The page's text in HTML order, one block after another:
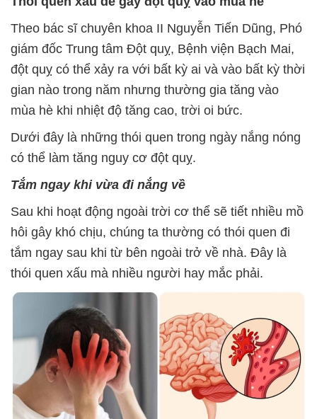
Theo bác sĩ chuyên khoa II Nguyễn Tiến Dũng, Phó
giám đốc Trung tâm Đột quỵ, Bệnh viện Bạch Mai,
đột quỵ có thể xảy ra với bất kỳ ai và vào bất kỳ thời
gian nào trong năm nhưng thường gia tăng vào
mùa hè khi nhiệt độ tăng cao, trời oi bức.
Dưới đây là những thói quen trong ngày nắng nóng
có thể làm tăng nguy cơ đột quỵ.
Tắm ngay khi vừa đi nắng về
Sau khi hoạt động ngoài trời cơ thể sẽ tiết nhiều mồ
hôi gây khó chịu, chúng ta thường có thói quen đi
tắm ngay sau khi từ bên ngoài trở về nhà. Đây là
thói quen xấu mà nhiều người hay mắc phải.